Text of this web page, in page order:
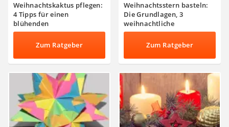
Weihnachtskaktus pflegen:
4 Tipps für einen
blühenden
Weihnachtskaktus
Zum Ratgeber
Weihnachtsstern basteln:
Die Grundlagen, 3
weihnachtliche
Anleitungen und viele
Zum Ratgeber